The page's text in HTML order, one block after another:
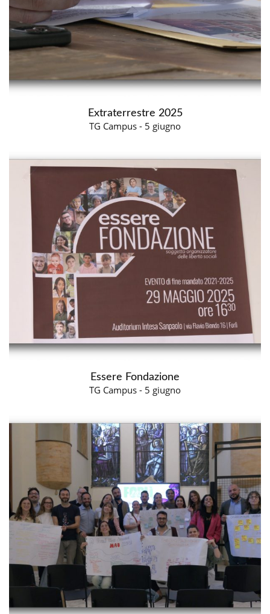
Extraterrestre 2025
TG Campus - 5 giugno
Essere Fondazione
TG Campus - 5 giugno